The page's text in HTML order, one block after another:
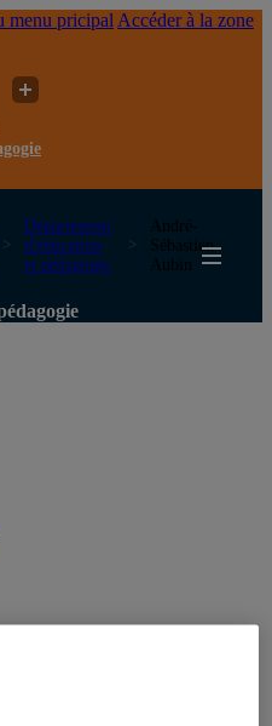
menu pricipal Accéder à la zone
Département
d'éducation
et pédagogie
André-
Sébastien
Aubin